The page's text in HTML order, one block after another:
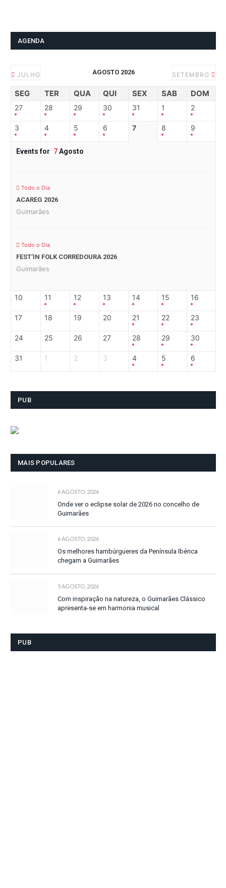
AGENDA
JULHO AGOSTO 2026 SETEMBRO
SEG TER QUA QUI SEX SAB DOM
27 28 29 30 31 1 2
3 4 5 6 7 8 9
Events for 7Agosto
Todo o Dia
ACAREG 2026
Guimarães
Todo o Dia
FEST’IN FOLK CORREDOURA 2026
Guimarães
10 11 12 13 14 15 16
17 18 19 20 21 22 23
24 25 26 27 28 29 30
31 1 2 3 4 5 6
PUB
MAIS POPULARES
6 AGOSTO, 2026
Onde ver o eclipse solar de 2026 no concelho de
Guimarães
6 AGOSTO, 2026
Os melhores hambúrgueres da Península Ibérica
chegam a Guimarães
5 AGOSTO, 2026
Com inspiração na natureza, o Guimarães Clássico
apresenta-se em harmonia musical
PUB